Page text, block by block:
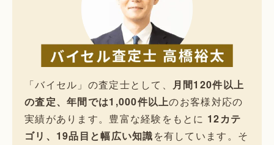
「バイセル」の査定士として、 月間120件以上
の査定、年間では1,000件以上のお客様対応の
実績があります。豊富な経験をもとに 12カテ
ゴリ、19品目と幅広い知識を有しています。そ